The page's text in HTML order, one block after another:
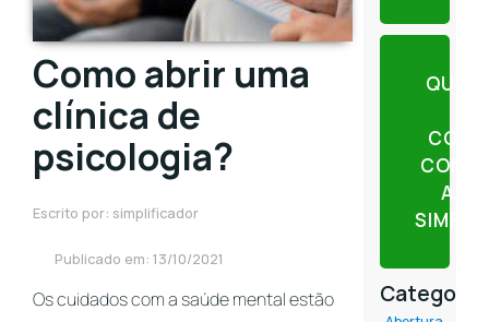
Como abrir uma
clínica de
psicologia?
Escrito por: simplificador
Publicado em: 13/10/2021
Os cuidados com a saúde mental estão
QUER